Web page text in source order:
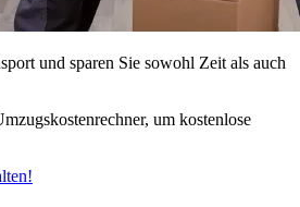
und sparen Sie sowohl Zeit als auch
um kostenlose